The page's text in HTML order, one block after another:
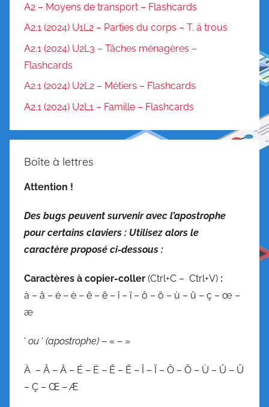
t
r
u
s
A2 – Moyens de transport – Flashcards
A2.1 (2024) U1L2 – Parties du corps – T. à trous
A2.1 (2024) U2L3 – Tâches ménagères –
Flashcards
A2.1 (2024) U2L2 – Métiers – Flashcards
A2.1 (2024) U2L1 – Famille – Flashcards
Boîte à lettres
Attention !
Des bugs peuvent survenir avec l’apostrophe
pour certains claviers : Utilisez alors le
caractère proposé ci-dessous :
Caractères à copier-coller (Ctrl+C – Ctrl+V) :
à – â – é – è – ê – ë – î – ï – ô – ö – ù – û – ç – œ –
æ
‘ ou ‘ (apostrophe) – « – »
À – Â – Â – É – È – Ê – Ë – Î – Ï – Ô – Ö – Ù – Û – Ü
– Ç – Œ – Æ